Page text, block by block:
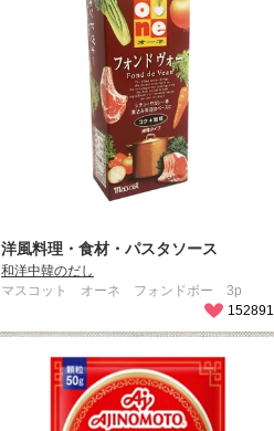
洋風料理・食材・パスタソース
和洋中韓のだし
マスコット オーネ フォンドボー 3p
152891